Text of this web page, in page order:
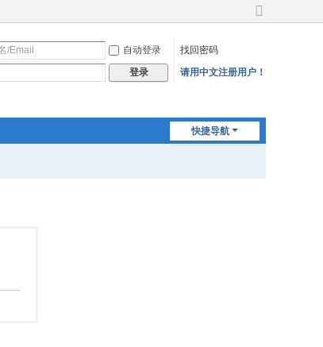
切
宽
自动登录
找回密码
登录 请用中文注册用户！
快捷导航